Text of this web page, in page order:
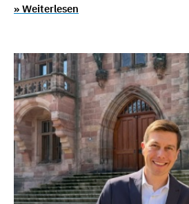
» Weiterlesen